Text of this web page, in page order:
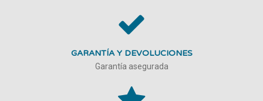
GARANTÍA Y DEVOLUCIONES
Garantía asegurada